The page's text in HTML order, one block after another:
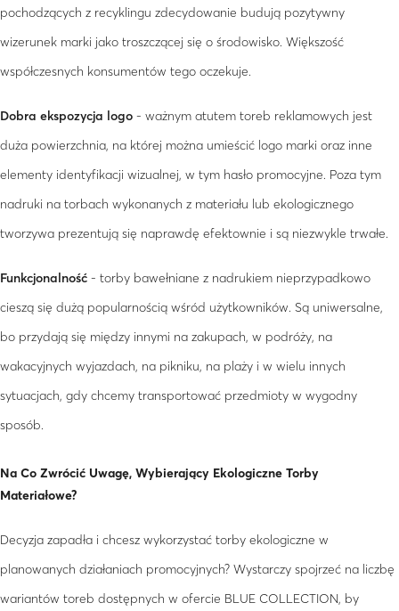
pochodzących z recyklingu zdecydowanie budują pozytywny
wizerunek marki jako troszczącej się o środowisko. Większość
współczesnych konsumentów tego oczekuje.
Dobra ekspozycja logo - ważnym atutem toreb reklamowych jest
duża powierzchnia, na której można umieścić logo marki oraz inne
elementy identyfikacji wizualnej, w tym hasło promocyjne. Poza tym
nadruki na torbach wykonanych z materiału lub ekologicznego
tworzywa prezentują się naprawdę efektownie i są niezwykle trwałe.
Funkcjonalność - torby bawełniane z nadrukiem nieprzypadkowo
cieszą się dużą popularnością wśród użytkowników. Są uniwersalne,
bo przydają się między innymi na zakupach, w podróży, na
wakacyjnych wyjazdach, na pikniku, na plaży i w wielu innych
sytuacjach, gdy chcemy transportować przedmioty w wygodny
sposób.
Na Co Zwrócić Uwagę, Wybierający Ekologiczne Torby
Materiałowe?
Decyzja zapadła i chcesz wykorzystać torby ekologiczne w
planowanych działaniach promocyjnych? Wystarczy spojrzeć na liczbę
wariantów toreb dostępnych w ofercie BLUE COLLECTION, by